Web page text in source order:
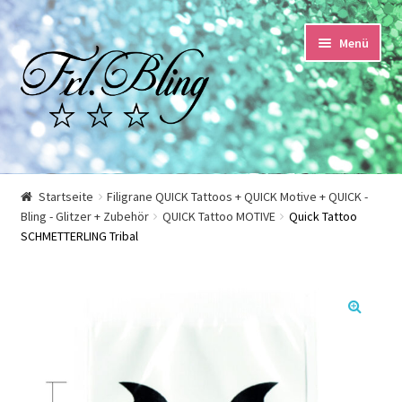
Zur
Navigation
springen
Springe
zum
Inhalt
Menü
Start
AGB und Kundeninformationen
Startseite
Filigrane QUICK Tattoos + QUICK Motive + QUICK -
Bling - Glitzer + Zubehör
QUICK Tattoo MOTIVE
Quick Tattoo
SCHMETTERLING Tribal